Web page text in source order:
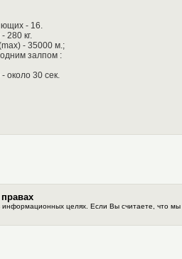
- 16.
280 кг.
- 35000 м.;
залпом :
около 30 сек.
информационных целях. Если Вы считаете, что